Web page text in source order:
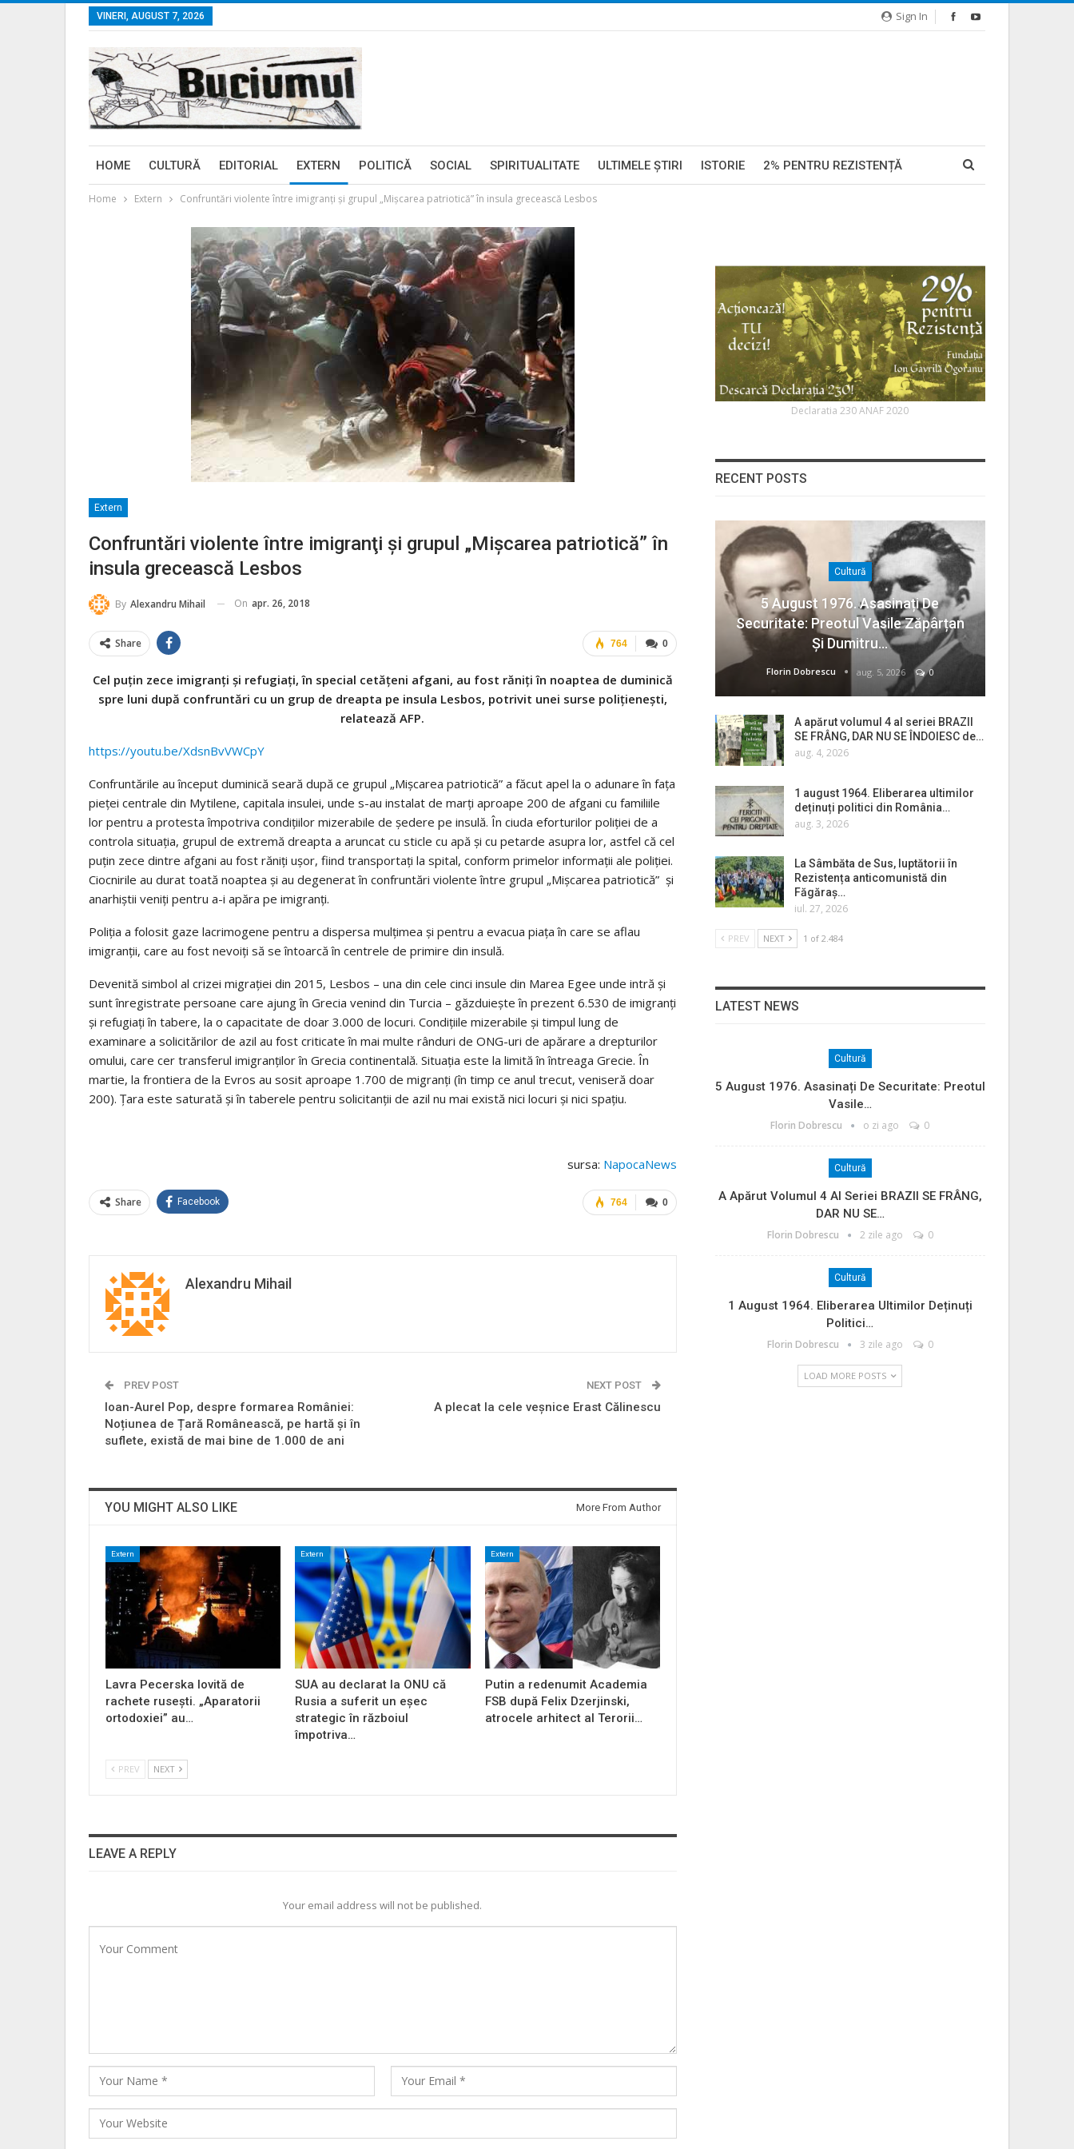
Sign In
VINERI, AUGUST 7, 2026
HOME CULTURĂ EDITORIAL EXTERN POLITICĂ SOCIAL SPIRITUALITATE ULTIMELE ŞTIRI ISTORIE 2% PENTRU REZISTENȚĂ
Home Extern Confruntări violente între imigranţi şi grupul „Mişcarea patriotică” în insula grecească Lesbos
Extern
Confruntări violente între imigranţi şi grupul „Mişcarea patriotică” în
insula grecească Lesbos
By Alexandru Mihail On apr. 26, 2018
0
764
Share
Cel puţin zece imigranţi şi refugiaţi, în special cetăţeni afgani, au fost răniţi în noaptea de duminică
spre luni după confruntări cu un grup de dreapta pe insula Lesbos, potrivit unei surse poliţieneşti,
relatează AFP.
https://youtu.be/XdsnBvVWCpY
Confruntările au început duminică seară după ce grupul „Mişcarea patriotică” a făcut apel la o adunare în faţa
pieţei centrale din Mytilene, capitala insulei, unde s-au instalat de marţi aproape 200 de afgani cu familiile
lor pentru a protesta împotriva condiţiilor mizerabile de şedere pe insulă. În ciuda eforturilor poliţiei de a
controla situaţia, grupul de extremă dreapta a aruncat cu sticle cu apă şi cu petarde asupra lor, astfel că cel
puţin zece dintre afgani au fost răniţi uşor, fiind transportaţi la spital, conform primelor informaţii ale poliţiei.
Ciocnirile au durat toată noaptea şi au degenerat în confruntări violente între grupul „Mişcarea patriotică” şi
anarhiştii veniţi pentru a-i apăra pe imigranţi.
Poliţia a folosit gaze lacrimogene pentru a dispersa mulţimea şi pentru a evacua piaţa în care se aflau
imigranţii, care au fost nevoiţi să se întoarcă în centrele de primire din insulă.
Devenită simbol al crizei migraţiei din 2015, Lesbos – una din cele cinci insule din Marea Egee unde intră şi
sunt înregistrate persoane care ajung în Grecia venind din Turcia – găzduieşte în prezent 6.530 de imigranţi
şi refugiaţi în tabere, la o capacitate de doar 3.000 de locuri. Condiţiile mizerabile şi timpul lung de
examinare a solicitărilor de azil au fost criticate în mai multe rânduri de ONG-uri de apărare a drepturilor
omului, care cer transferul imigranţilor în Grecia continentală. Situaţia este la limită în întreaga Grecie. În
martie, la frontiera de la Evros au sosit aproape 1.700 de migranţi (în timp ce anul trecut, veniseră doar
200). Ţara este saturată şi în taberele pentru solicitanţii de azil nu mai există nici locuri şi nici spaţiu.
sursa: NapocaNews
0
764
Share Facebook
Alexandru Mihail
PREV POST
Ioan-Aurel Pop, despre formarea României:
Noțiunea de Țară Românească, pe hartă și în
suflete, există de mai bine de 1.000 de ani
NEXT POST
A plecat la cele veșnice Erast Călinescu
YOU MIGHT ALSO LIKE More From Author
Extern
Lavra Pecerska lovită de
rachete rusești. „Aparatorii
ortodoxiei” au…
Extern
SUA au declarat la ONU că
Rusia a suferit un eșec
strategic în războiul
împotriva…
Extern
Putin a redenumit Academia
FSB după Felix Dzerjinski,
atrocele arhitect al Terorii…
PREV NEXT
LEAVE A REPLY
Your email address will not be published.
Declaratia 230 ANAF 2020
RECENT POSTS
Cultură
5 August 1976. Asasinați De
Securitate: Preotul Vasile Zăpârțan
Și Dumitru…
Florin Dobrescu aug. 5, 2026 0
A apărut volumul 4 al seriei BRAZII
SE FRÂNG, DAR NU SE ÎNDOIESC de…
aug. 4, 2026
1 august 1964. Eliberarea ultimilor
deținuți politici din România…
aug. 3, 2026
La Sâmbăta de Sus, luptătorii în
Rezistența anticomunistă din
Făgăraș…
iul. 27, 2026
PREV NEXT 1 of 2.484
LATEST NEWS
Cultură
5 August 1976. Asasinați De Securitate: Preotul
Vasile…
Florin Dobrescu o zi ago 0
Cultură
A Apărut Volumul 4 Al Seriei BRAZII SE FRÂNG,
DAR NU SE…
Florin Dobrescu 2 zile ago 0
Cultură
1 August 1964. Eliberarea Ultimilor Deținuți
Politici…
Florin Dobrescu 3 zile ago 0
LOAD MORE POSTS